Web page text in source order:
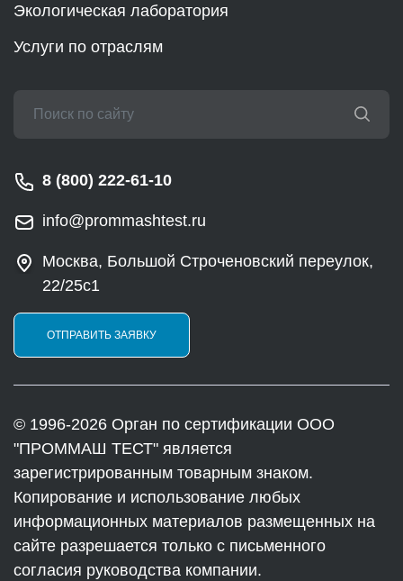
Экологическая лаборатория
Услуги по отраслям
8 (800) 222-61-10
info@prommashtest.ru
Москва, Большой Строченовский переулок,
22/25с1
ОТПРАВИТЬ ЗАЯВКУ
© 1996-2026 Орган по сертификации ООО
"ПРОММАШ ТЕСТ" является
зарегистрированным товарным знаком.
Копирование и использование любых
информационных материалов размещенных на
сайте разрешается только с письменного
согласия руководства компании.